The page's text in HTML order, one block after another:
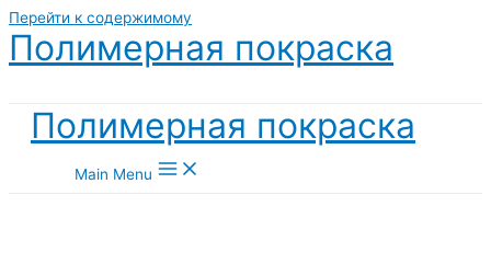
Перейти к содержимому
Полимерная покраска
Полимерная покраска
Main Menu